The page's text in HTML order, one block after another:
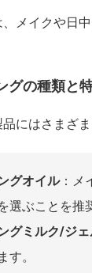
メイクや日
グの種類と
にはさまざ
グオイル：メ
選ぶことを推
グミルク/ジ
す。